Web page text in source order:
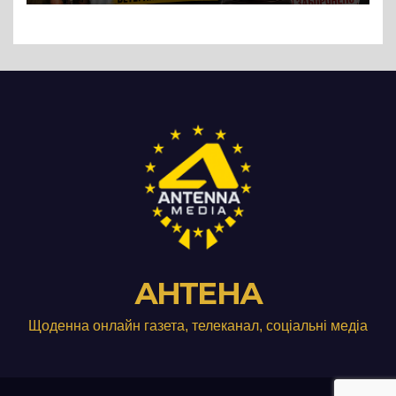
Три», що займається
АНТЕНА
Щоденна онлайн газета, телеканал, соціальні медіа